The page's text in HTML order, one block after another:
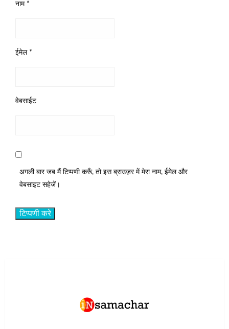
नाम *
ईमेल *
वेबसाईट
अगली बार जब मैं टिप्पणी करूँ, तो इस ब्राउज़र में मेरा नाम, ईमेल और
वेबसाइट सहेजें।